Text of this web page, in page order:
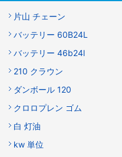
片山 チェーン
バッテリー 60B24L
バッテリー 46b24l
210 クラウン
ダンボール 120
クロロプレン ゴム
白 灯油
kw 単位